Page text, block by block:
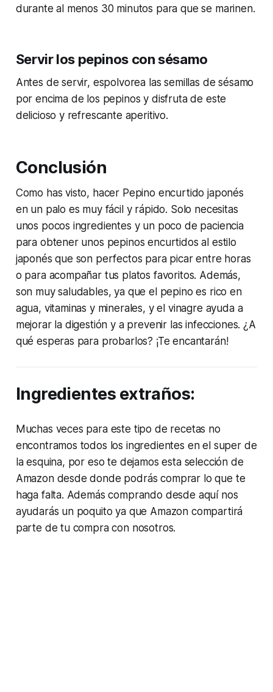
durante al menos 30 minutos para que se marinen.
Servir los pepinos con sésamo
Antes de servir, espolvorea las semillas de sésamo
por encima de los pepinos y disfruta de este
delicioso y refrescante aperitivo.
Conclusión
Como has visto, hacer Pepino encurtido japonés
en un palo es muy fácil y rápido. Solo necesitas
unos pocos ingredientes y un poco de paciencia
para obtener unos pepinos encurtidos al estilo
japonés que son perfectos para picar entre horas
o para acompañar tus platos favoritos. Además,
son muy saludables, ya que el pepino es rico en
agua, vitaminas y minerales, y el vinagre ayuda a
mejorar la digestión y a prevenir las infecciones. ¿A
qué esperas para probarlos? ¡Te encantarán!
Ingredientes extraños:
Muchas veces para este tipo de recetas no
encontramos todos los ingredientes en el super de
la esquina, por eso te dejamos esta selección de
Amazon desde donde podrás comprar lo que te
haga falta. Además comprando desde aquí nos
ayudarás un poquito ya que Amazon compartirá
parte de tu compra con nosotros.